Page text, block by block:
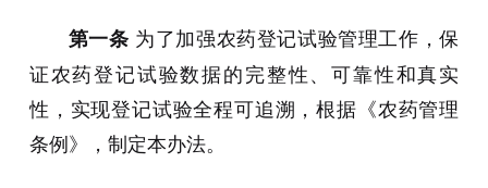
第一条 为了加强农药登记试验管理工作，保
证农药登记试验数据的完整性、可靠性和真实
性，实现登记试验全程可追溯，根据《农药管理
条例》，制定本办法。